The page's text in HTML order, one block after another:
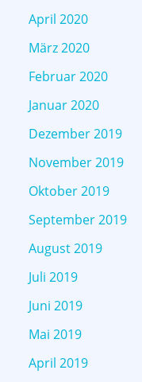
April 2020
März 2020
Februar 2020
Januar 2020
Dezember 2019
November 2019
Oktober 2019
September 2019
August 2019
Juli 2019
Juni 2019
Mai 2019
April 2019